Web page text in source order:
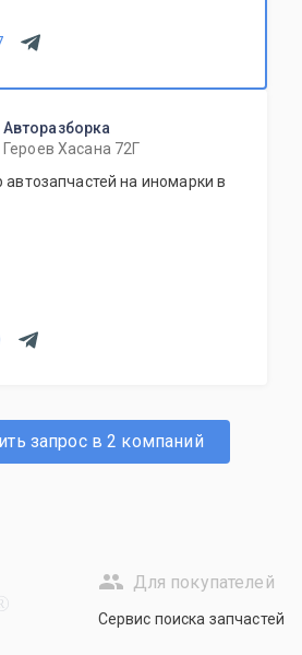
Хасана 72Г
автозапчастей на иномарки в
запрос в 2 компаний
Для покупателей
Сервис поиска запчастей